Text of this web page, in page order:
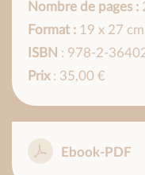
Nombre de pages :
Format : 19 x 27 cm
ISBN : 978-2-
Prix: 35,00 €
Ebook-PDF